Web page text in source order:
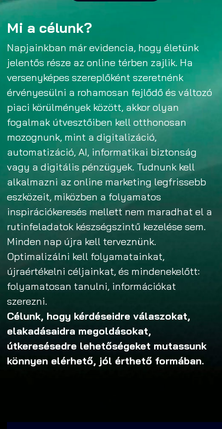
Mi a célunk?
Napjainkban már evidencia, hogy életünk
jelentős része az online térben zajlik. Ha
versenyképes szereplőként szeretnénk
érvényesülni a rohamosan fejlődő és változó
piaci körülmények között, akkor olyan
fogalmak útvesztőiben kell otthonosan
mozognunk, mint a digitalizáció,
automatizáció, AI, informatikai biztonság
vagy a digitális pénzügyek. Tudnunk kell
alkalmazni az online marketing legfrissebb
eszközeit, miközben a folyamatos
inspirációkeresés mellett nem maradhat el a
rutinfeladatok készségszintű kezelése sem.
Minden nap újra kell terveznünk.
Optimalizálni kell folyamatainkat,
újraértékelni céljainkat, és mindenekelőtt:
folyamatosan tanulni, információkat
szerezni.
Célunk, hogy kérdéseidre válaszokat,
elakadásaidra megoldásokat,
útkeresésedre lehetőségeket mutassunk
könnyen elérhető, jól érthető formában.